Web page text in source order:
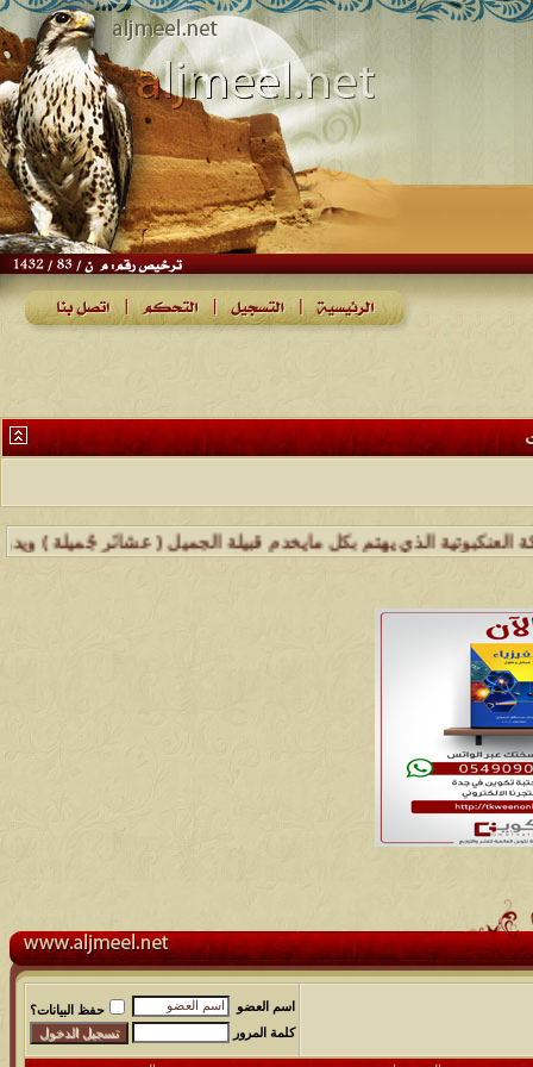
الذي يهتم بكل مايخدم قبيلة الجميل ( عشائر جُميلة ) ويدون
اسم العضو
حفظ البيانات؟
كلمة المرور
مشاركات المشاهدات آخر مشاركة